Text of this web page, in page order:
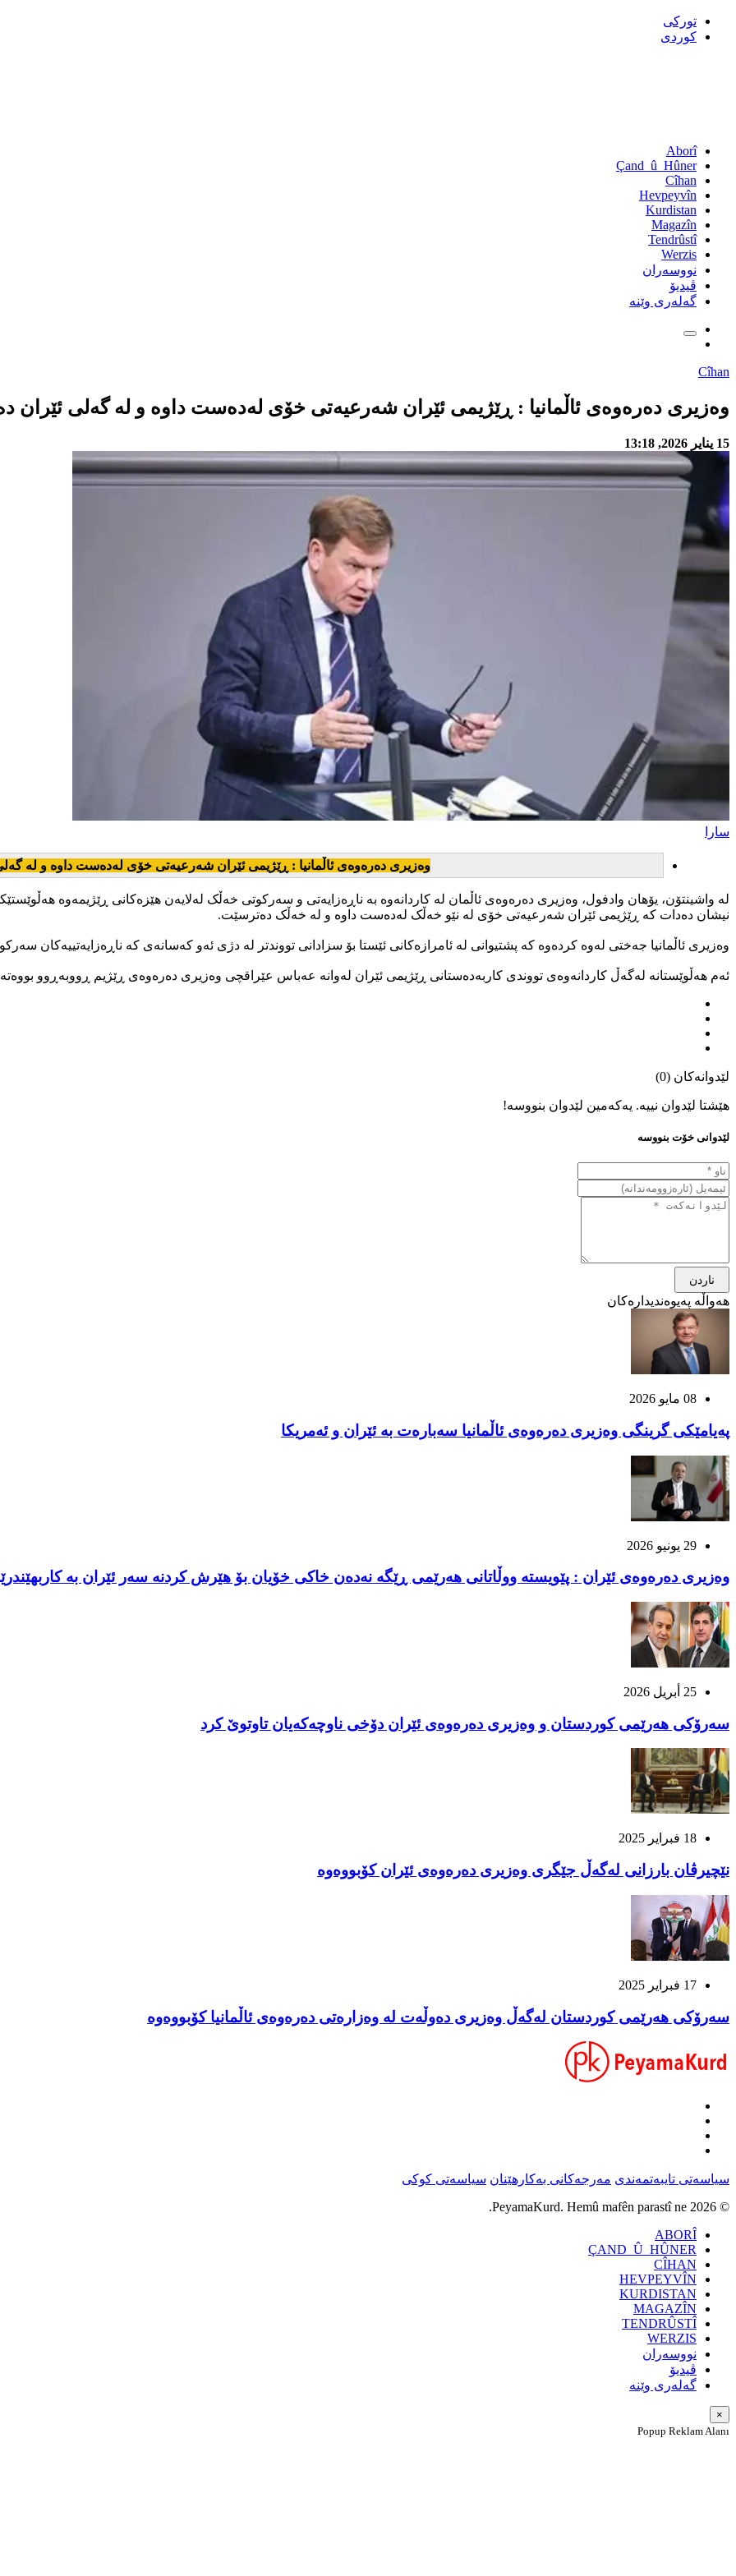
تورکی
کوردی
Aborî
Çand_û_Hûner
Cîhan
Hevpeyvîn
Kurdistan
Magazîn
Tendrûstî
Werzis
نووسەران
ڤیدیۆ
گەلەری وێنە
Cîhan
وەزیری دەرەوەی ئاڵمانیا : ڕێژیمی ئێران شەرعیەتی خۆی لەدەست داوە و لە گەلی ئێران
15 يناير 2026, 13:18
سارا
وەزیری دەرەوەی ئاڵمانیا : ڕێژیمی ئێران شەرعیەتی خۆی لەدەست داوە و لە
لە واشینتۆن، یۆهان وادفول، وەزیری دەرەوەی ئاڵمان لە کاردانەوە بە ناڕەزایەتی و سەرکوتی خەڵک لەلایەن هێزەکانی ڕێژیمەوە
نیشان دەدات کە ڕێژیمی ئێران شەرعیەتی خۆی لە نێو خەڵک لەدەست داوە و لە خەڵک دەترسێت.
وەزیری ئاڵمانیا جەختی لەوە کردەوە کە پشتیوانی لە ئامرازەکانی ئێستا بۆ سزادانی تووندتر لە دژی ئەو کەسانەی کە ناڕەزایەتییەکان
ئەم هەڵوێستانە لەگەڵ کاردانەوەی تووندی کاربەدەستانی ڕێژیمی ئێران لەوانە عەباس عێراقچی وەزیری دەرەوەی ڕێژیم ڕووبەڕوو
لێدوانەکان (0)
هێشتا لێدوان نییە. یەکەمین لێدوان بنووسە!
لێدوانی خۆت بنووسە
ناردن
هەواڵە پەیوەندیدارەکان
08 مايو 2026
پەیامێکی گرینگی وەزیری دەرەوەی ئاڵمانیا سەبارەت بە ئێران و ئەمریکا
29 يونيو 2026
وەزیری دەرەوەی ئێران : پێویسته ووڵاتانی هەرێمی ڕێگه نەدەن خاکی خۆیان بۆ هێرش کردنه سەر ئێران به
25 أبريل 2026
سەرۆکی ھەرێمی کوردستان و وەزیری دەرەوەی ئێران دۆخى ناوچه‌كه‌یان تاوتوێ کرد
18 فبراير 2025
نێچیرڤان بارزانى له‌گه‌ڵ جێگری وەزیری دەرەوەی ئێران كۆبووه‌وه‌
17 فبراير 2025
سەرۆکی هەرێمی کوردستان لەگەڵ وەزیری دەوڵەت لە وەزارەتی دەرەوەی ئاڵمانیا کۆبووه‌وه‌
سیاسەتی تایبەتمەندی مەرجەکانی بەکارهێنان سیاسەتی کوکی
© 2026 PeyamaKurd. Hemû mafên parastî ne.
ABORÎ
ÇAND_Û_HÛNER
CÎHAN
HEVPEYVÎN
KURDISTAN
MAGAZÎN
TENDRÛSTÎ
WERZIS
نووسەران
ڤیدیۆ
گەلەری وێنە
×
Popup Reklam Alanı